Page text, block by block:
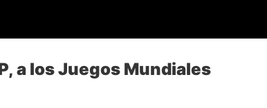
a los Juegos Mundiales